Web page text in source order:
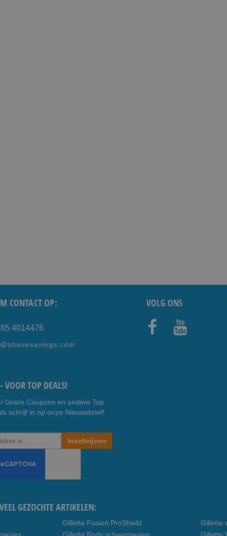
CONTACT OP:
4014476
VOLG ONS
VOOR TOP DEALS!
Gratis Coupons en andere Top
schrijf in op onze Nieuwsbrief!
Inschrijven
GEZOCHTE ARTIKELEN:
Gillette Fusion ProShield
Gillette